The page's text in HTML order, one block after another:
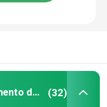
Bobina de alumínio do revestimento do moinho (32)